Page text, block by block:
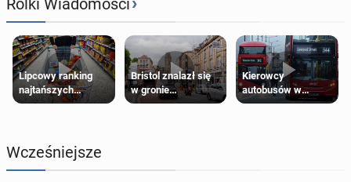
Rolki Wiadomości
Lipcowy ranking
najtańszych
supermarketów
Bristol znalazł się
w gronie
najlepszych
Kierowcy
autobusów w
Londynie
Wcześniejsze